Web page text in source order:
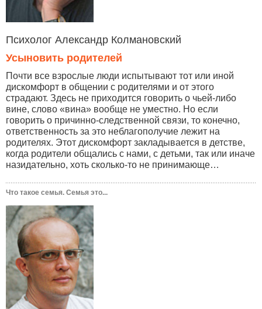
Психолог Александр Колмановский
Усыновить родителей
Почти все взрослые люди испытывают тот или иной
дискомфорт в общении с родителями и от этого
страдают. Здесь не приходится говорить о чьей-либо
вине, слово «вина» вообще не уместно. Но если
говорить о причинно-следственной связи, то конечно,
ответственность за это неблагополучие лежит на
родителях. Этот дискомфорт закладывается в детстве,
когда родители общались с нами, с детьми, так или иначе
назидательно, хоть сколько-то не принимающе…
Что такое семья. Семья это...